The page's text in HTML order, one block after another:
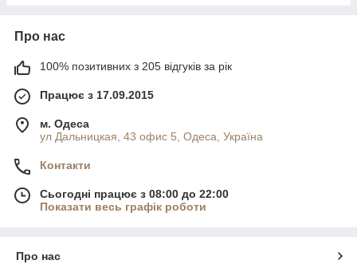
Про нас
100% позитивних з 205 відгуків за рік
Працює з 17.09.2015
м. Одеса
ул Дальницкая, 43 офис 5, Одеса, Україна
Контакти
Сьогодні працює з 08:00 до 22:00
Показати весь графік роботи
Про нас